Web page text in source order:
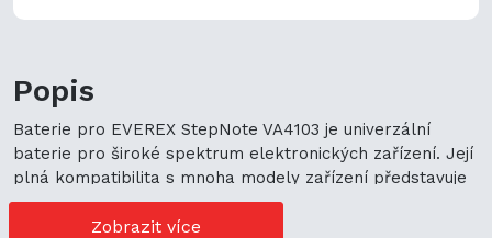
Popis
Baterie pro EVEREX StepNote VA4103 je univerzální
baterie pro široké spektrum elektronických zařízení. Její
plná kompatibilita s mnoha modely zařízení představuje
cenově výhodné možnosti nákupu. Její univerzální použití
navíc podporuje ekologickou udržitelnost a zaručuje
Zobrazit více